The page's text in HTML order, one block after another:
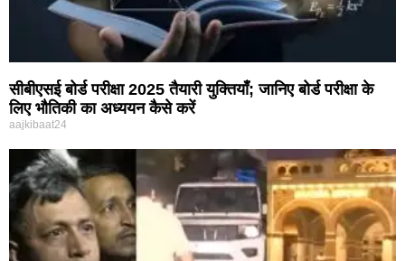
सीबीएसई बोर्ड परीक्षा 2025 तैयारी युक्तियाँ; जानिए बोर्ड परीक्षा के
लिए भौतिकी का अध्ययन कैसे करें
aajkibaat24